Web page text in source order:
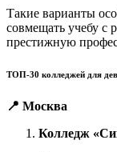
Такие варианты
совмещать учебу с
престижную
ТОП-30 колледжей для
📍 Москва
Колледж